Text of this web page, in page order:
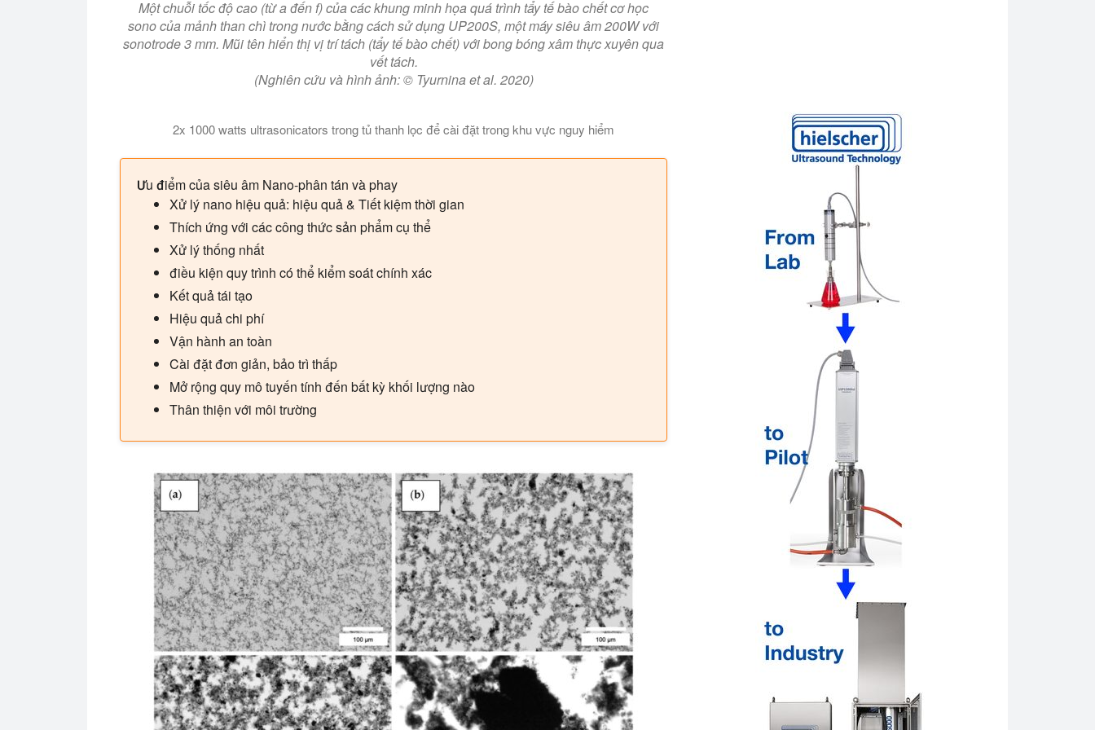
Một chuỗi tốc độ cao (từ a đến f) của các khung minh họa quá trình tẩy tế bào chết cơ học
sono của mảnh than chì trong nước bằng cách sử dụng UP200S, một máy siêu âm 200W với
sonotrode 3 mm. Mũi tên hiển thị vị trí tách (tẩy tế bào chết) với bong bóng xâm thực xuyên qua
vết tách.
(Nghiên cứu và hình ảnh: © Tyurnina et al. 2020)
2x 1000 watts ultrasonicators trong tủ thanh lọc để cài đặt trong khu vực nguy hiểm
Trong video này, chúng tôi cho bạn thấy một hệ thống siêu âm 2 kilowatt để hoạt động nội tuyến trong tủ có thể thanh lọc. Hielscher cung cấp thiết bị siêu âm cho
Ưu điểm của siêu âm Nano-phân tán và phay
Xử lý nano hiệu quả: hiệu quả & Tiết kiệm thời gian
Thích ứng với các công thức sản phẩm cụ thể
Xử lý thống nhất
điều kiện quy trình có thể kiểm soát chính xác
Kết quả tái tạo
Hiệu quả chi phí
Vận hành an toàn
Cài đặt đơn giản, bảo trì thấp
Mở rộng quy mô tuyến tính đến bất kỳ khối lượng nào
Thân thiện với môi trường